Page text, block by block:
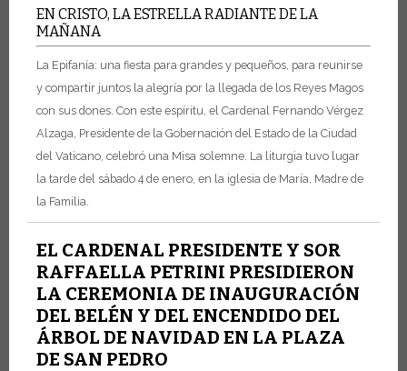
EN CRISTO, LA ESTRELLA RADIANTE DE LA
MAÑANA
La Epifanía: una fiesta para grandes y pequeños, para reunirse
y compartir juntos la alegría por la llegada de los Reyes Magos
con sus dones. Con este espíritu, el Cardenal Fernando Vérgez
Alzaga, Presidente de la Gobernación del Estado de la Ciudad
del Vaticano, celebró una Misa solemne. La liturgia tuvo lugar
la tarde del sábado 4 de enero, en la iglesia de María, Madre de
la Familia.
EL CARDENAL PRESIDENTE Y SOR
RAFFAELLA PETRINI PRESIDIERON
LA CEREMONIA DE INAUGURACIÓN
DEL BELÉN Y DEL ENCENDIDO DEL
ÁRBOL DE NAVIDAD EN LA PLAZA
DE SAN PEDRO